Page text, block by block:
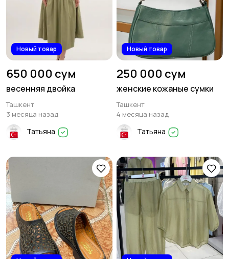
Новый товар
650 000 сум
весенняя двойка
Ташкент
3 месяца назад
Татьяна
Новый товар
250 000 сум
женские кожаные сумки
Ташкент
4 месяца назад
Татьяна